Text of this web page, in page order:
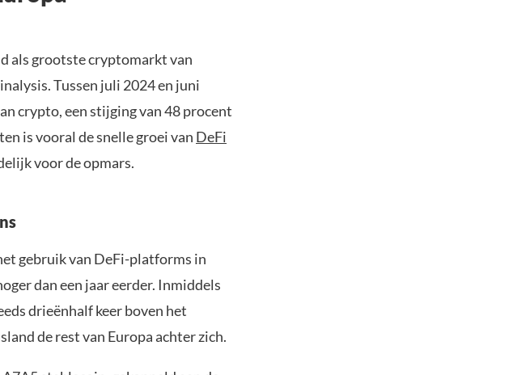
als grootste cryptomarkt van
Tussen juli 2024 en juni
crypto, een stijging van 48 procent
is vooral de snelle groei van DeFi
voor de opmars.
gebruik van DeFi-platforms in
dan een jaar eerder. Inmiddels
drieënhalf keer boven het
de rest van Europa achter zich.